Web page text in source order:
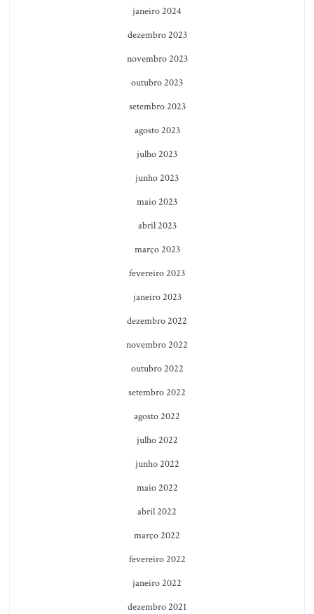
janeiro 2024
dezembro 2023
novembro 2023
outubro 2023
setembro 2023
agosto 2023
julho 2023
junho 2023
maio 2023
abril 2023
março 2023
fevereiro 2023
janeiro 2023
dezembro 2022
novembro 2022
outubro 2022
setembro 2022
agosto 2022
julho 2022
junho 2022
maio 2022
abril 2022
março 2022
fevereiro 2022
janeiro 2022
dezembro 2021